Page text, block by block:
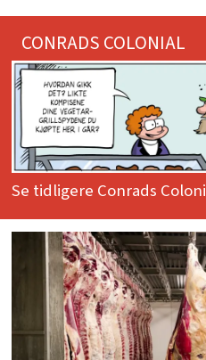
CONRADS COLONIAL
Se tidligere Conrads